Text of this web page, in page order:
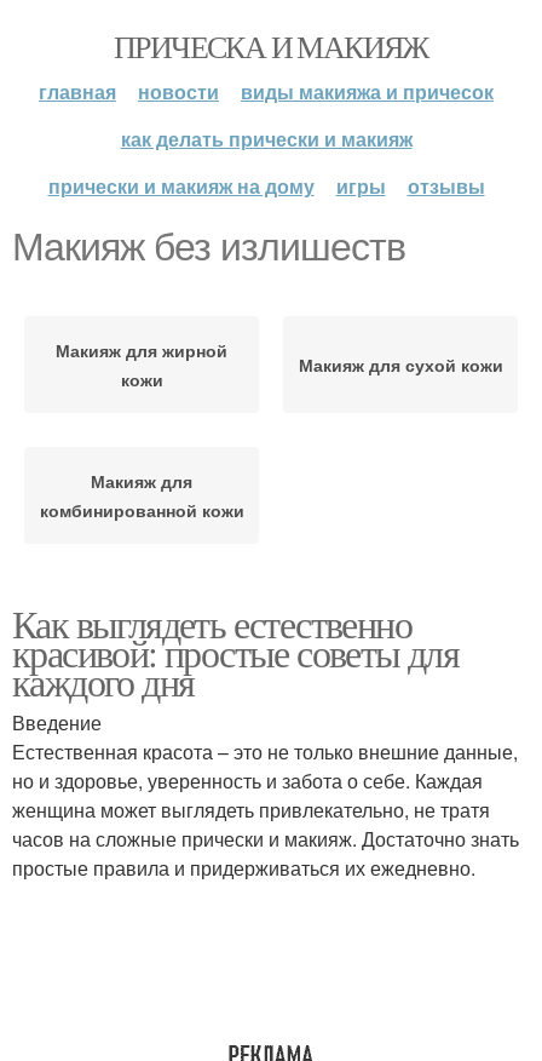
ПРИЧЕСКА И МАКИЯЖ
главная новости
виды макияжа и причесок
как делать прически и макияж
прически и макияж на дому
игры отзывы
Макияж без излишеств
Макияж для жирной
кожи
Макияж для сухой кожи
Макияж для
комбинированной кожи
Как выглядеть естественно
красивой: простые советы для
каждого дня
Введение
Естественная красота – это не только внешние данные,
но и здоровье, уверенность и забота о себе. Каждая
женщина может выглядеть привлекательно, не тратя
часов на сложные прически и макияж. Достаточно знать
простые правила и придерживаться их ежедневно.